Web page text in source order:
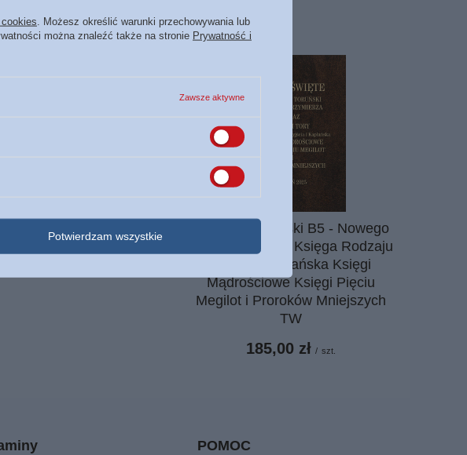
Przekład Toruński B5 - Nowego
Przymierza oraz Księga Rodzaju
Wyjścia Kapłańska Księgi
Mądrościowe Księgi Pięciu
Megilot i Proroków Mniejszych
TW
185,00 zł / szt.
POMOC
. Możesz określić warunki przechowywania lub
można znaleźć także na stronie Prywatność i
Zawsze aktywne
Potwierdzam wszystkie